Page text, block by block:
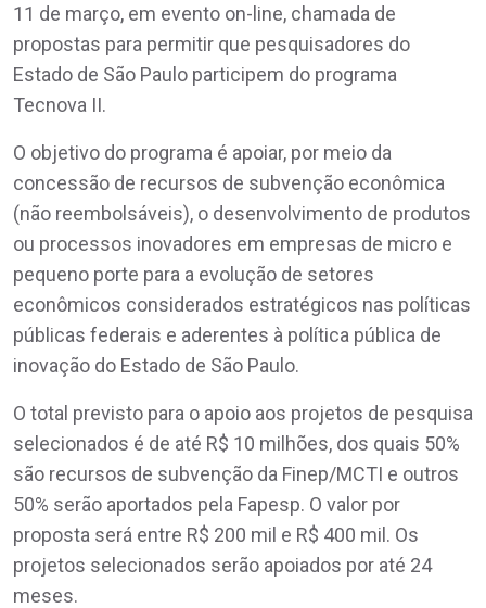
11 de março, em evento on-line, chamada de
propostas para permitir que pesquisadores do
Estado de São Paulo participem do programa
Tecnova II.
O objetivo do programa é apoiar, por meio da
concessão de recursos de subvenção econômica
(não reembolsáveis), o desenvolvimento de produtos
ou processos inovadores em empresas de micro e
pequeno porte para a evolução de setores
econômicos considerados estratégicos nas políticas
públicas federais e aderentes à política pública de
inovação do Estado de São Paulo.
O total previsto para o apoio aos projetos de pesquisa
selecionados é de até R$ 10 milhões, dos quais 50%
são recursos de subvenção da Finep/MCTI e outros
50% serão aportados pela Fapesp. O valor por
proposta será entre R$ 200 mil e R$ 400 mil. Os
projetos selecionados serão apoiados por até 24
meses.